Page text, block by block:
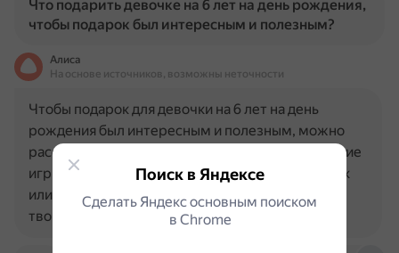
Что подарить девочке на 6 лет на день рождения,
чтобы подарок был интересным и полезным?
Алиса
На основе источников, возможны неточности
Чтобы подарок для девочки на 6 лет на день
рождения был интересным и полезным, можно
рассмотреть следующие варианты: Развивающие
игры. Конструктор, например, кукольный домик
или детали для сборки мебели. Набор для
творчества. Вязание, вышивка…
Поиск в Яндексе
Сделать Яндекс основным поиском
в Сhrome